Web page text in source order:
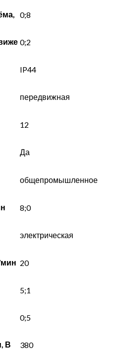
0;8
0;2
IP44
передвижная
12
Да
общепромышленное
8;0
электрическая
20
5;1
0;5
В 380